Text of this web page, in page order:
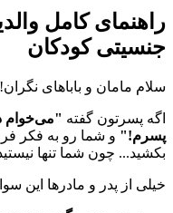
راهنمای کامل
جنسیتی کودکان
سلام مامان و باباهای نگران!
اگه پسرتون گفته "می‌خوام
پسرم!" و شما رو به فکر
بکشید... چون شما تنها
خیلی از پدر و مادرها این